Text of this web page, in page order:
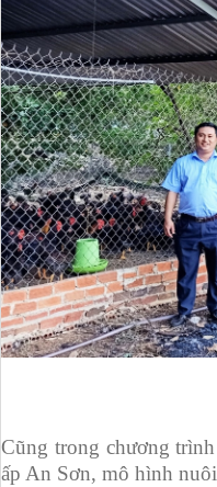
Cũng trong chương
ấp An Sơn, mô hình